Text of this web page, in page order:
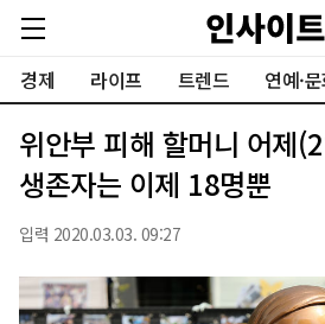
경제 라이프 트렌드 연예·
위안부 피해 할머니 어제(2
생존자는 이제 18명뿐
입력 2020.03.03. 09:27